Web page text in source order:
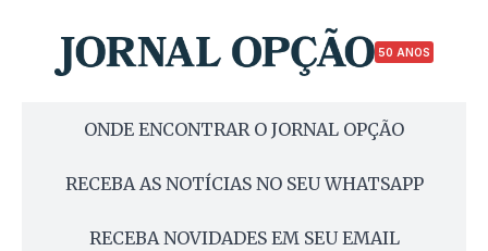
50 ANOS
ONDE ENCONTRAR O JORNAL OPÇÃO
RECEBA AS NOTÍCIAS NO SEU WHATSAPP
RECEBA NOVIDADES EM SEU EMAIL